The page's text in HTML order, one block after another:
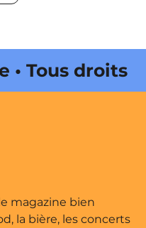
droits
Web •
magazine bien
la bière, les concerts